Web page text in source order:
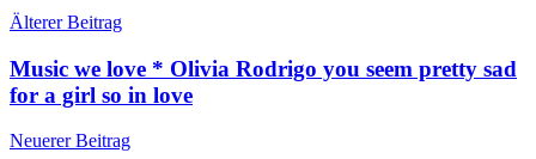
Älterer Beitrag
Music we love * Olivia Rodrigo you seem pretty sad
for a girl so in love
Neuerer Beitrag